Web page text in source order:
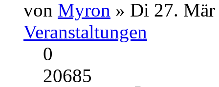
von Myron » Di 27.
Veranstaltungen
0
20685